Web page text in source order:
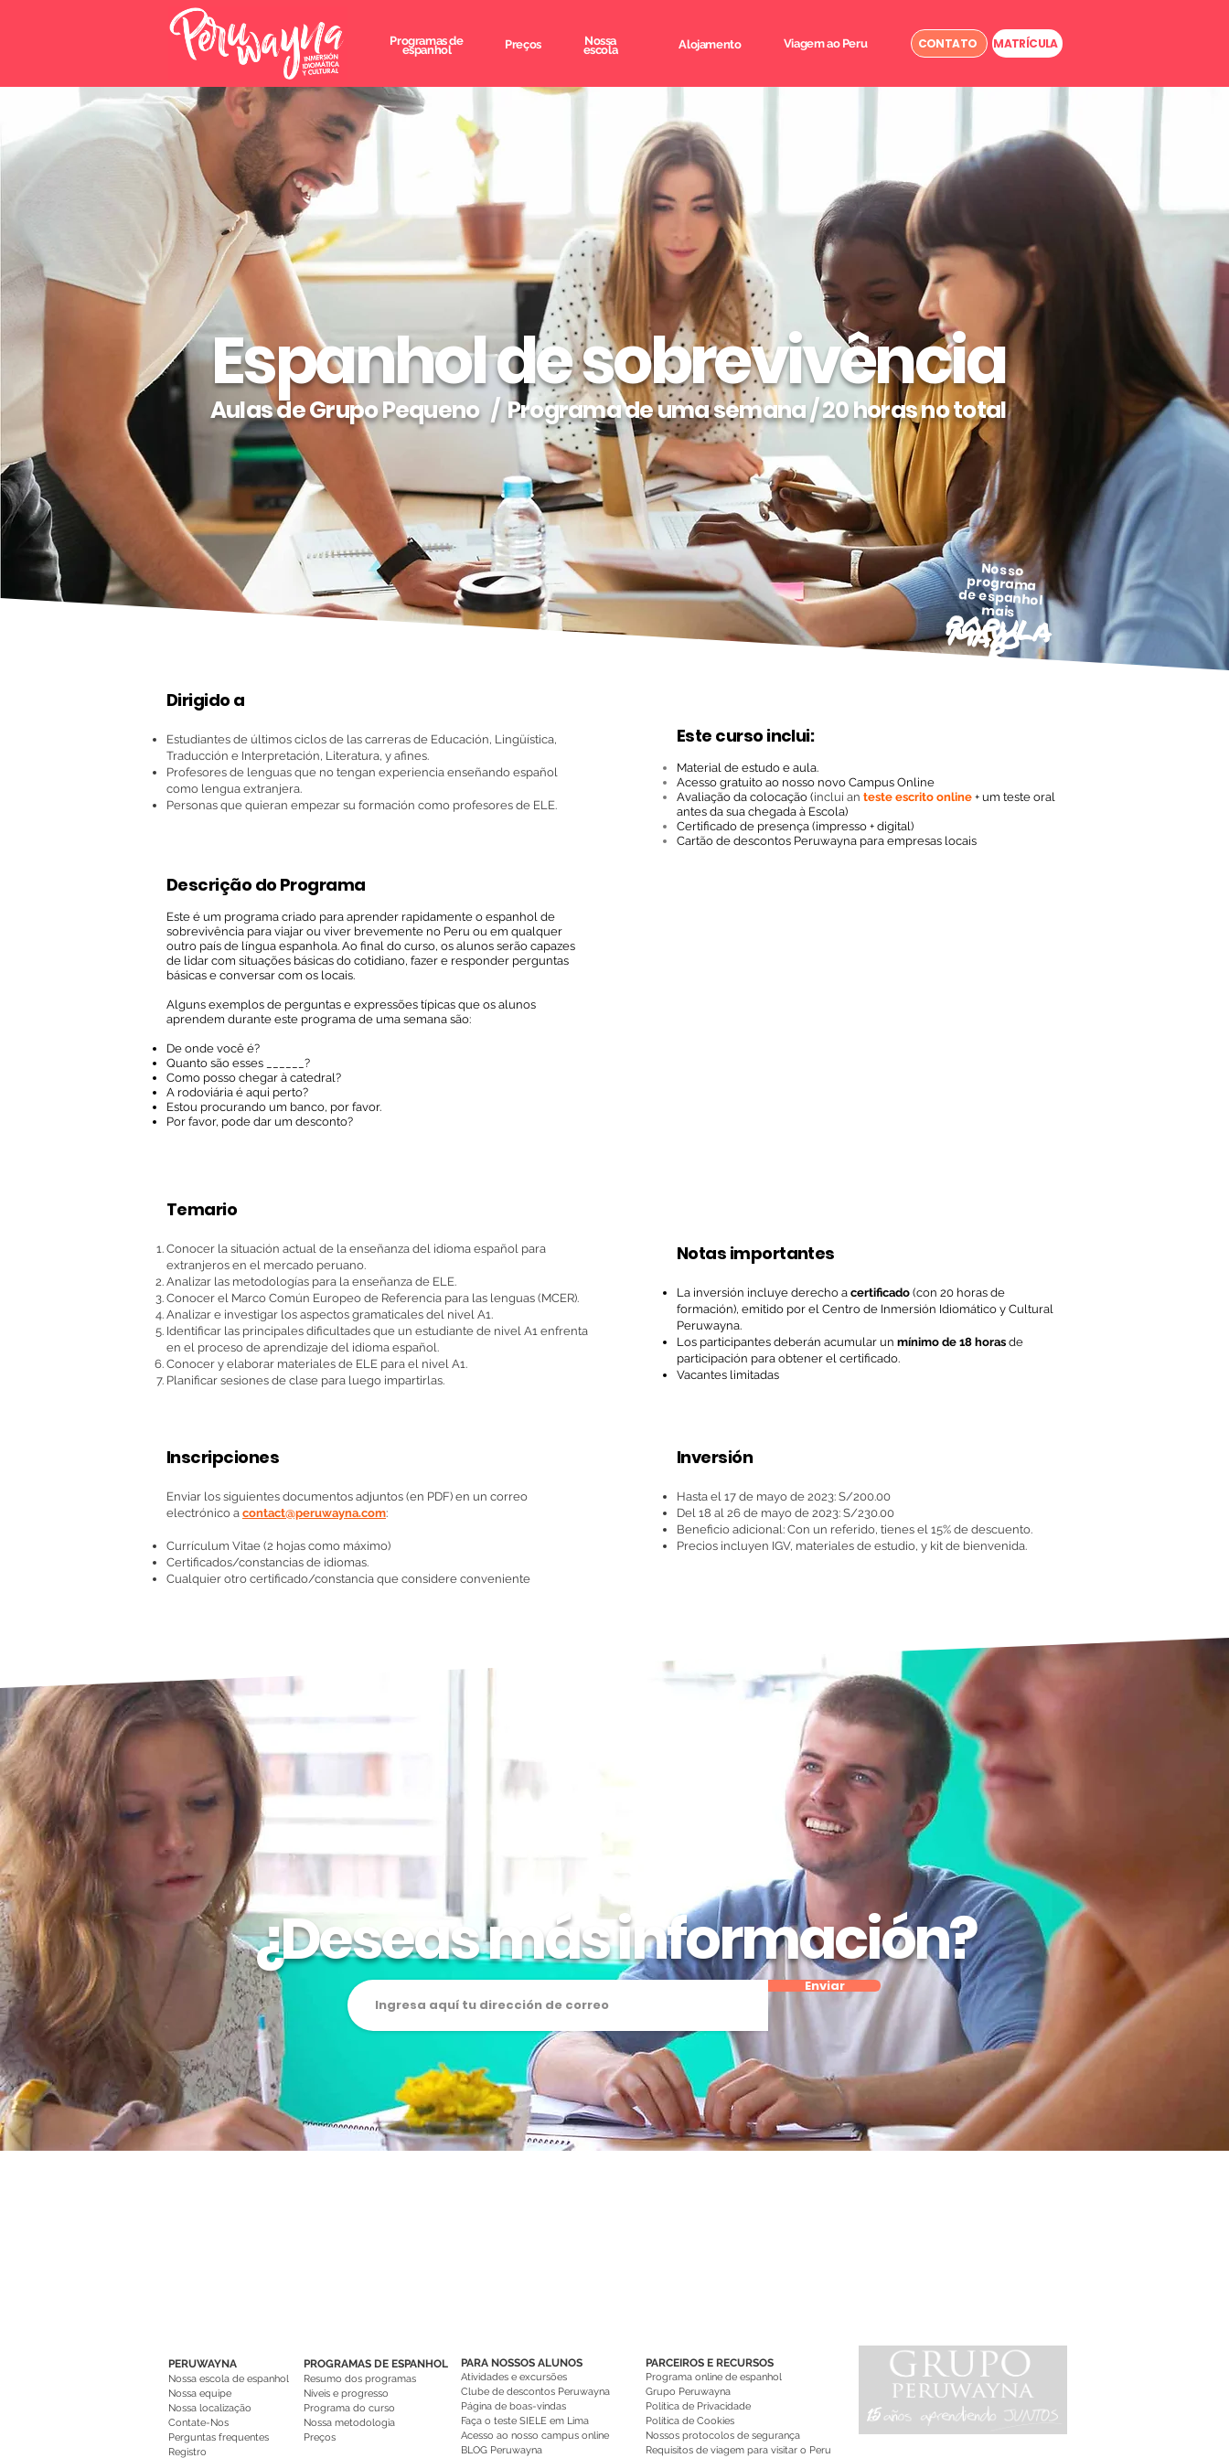
Programas de
espanhol Preços Nossa
escola Alojamento Viagem ao Peru CONTATO MATRÍCULA
Espanhol de sobrevivência
Aulas de Grupo Pequeno / Programa de uma semana / 20 horas no total
Nosso
programa
de espanhol
mais
popula
r
mayo
Dirigido a
Estudiantes de últimos ciclos de las carreras de Educación, Lingüística,
Traducción e Interpretación, Literatura, y afines.
Profesores de lenguas que no tengan experiencia enseñando español
como lengua extranjera.
Personas que quieran empezar su formación como profesores de ELE.
Descrição do Programa
Este é um programa criado para aprender rapidamente o espanhol de
sobrevivência para viajar ou viver brevemente no Peru ou em qualquer
outro país de língua espanhola. Ao final do curso, os alunos serão capazes
de lidar com situações básicas do cotidiano, fazer e responder perguntas
básicas e conversar com os locais.
Alguns exemplos de perguntas e expressões típicas que os alunos
aprendem durante este programa de uma semana são:
De onde você é?
Quanto são esses ______?
Como posso chegar à catedral?
A rodoviária é aqui perto?
Estou procurando um banco, por favor.
Por favor, pode dar um desconto?
Temario
Conocer la situación actual de la enseñanza del idioma español para
extranjeros en el mercado peruano.
Analizar las metodologías para la enseñanza de ELE.
Conocer el Marco Común Europeo de Referencia para las lenguas (MCER).
Analizar e investigar los aspectos gramaticales del nivel A1.
Identificar las principales dificultades que un estudiante de nivel A1 enfrenta
en el proceso de aprendizaje del idioma español.
Conocer y elaborar materiales de ELE para el nivel A1.
Planificar sesiones de clase para luego impartirlas.
Este curso inclui:
Material de estudo e aula.
Acesso gratuito ao nosso novo Campus Online
Avaliação da colocação (inclui an teste escrito online + um teste oral
antes da sua chegada à Escola)
Certificado de presença (impresso + digital)
Cartão de descontos Peruwayna para empresas locais
Notas importantes
La inversión incluye derecho a certificado (con 20 horas de
formación), emitido por el Centro de Inmersión Idiomático y Cultural
Peruwayna.
Los participantes deberán acumular un mínimo de 18 horas de
participación para obtener el certificado.
Vacantes limitadas
Inscripciones
​Enviar los siguientes documentos adjuntos (en PDF) en un correo
electrónico a contact@peruwayna.com:
Currículum Vitae (2 hojas como máximo)
Certificados/constancias de idiomas.
Cualquier otro certificado/constancia que considere conveniente
Inversión
Hasta el 17 de mayo de 2023: S/200.00
Del 18 al 26 de mayo de 2023: S/230.00
Beneficio adicional: Con un referido, tienes el 15% de descuento.
Precios incluyen IGV, materiales de estudio, y kit de bienvenida.
¿Deseas más información?
Enviar
PERUWAYNA
Nossa escola de espanhol
Nossa equipe
Nossa localização
Contate-Nos
Perguntas frequentes
Registro
PROGRAMAS DE ESPANHOL
Resumo dos programas
Níveis e progresso
Programa do curso
Nossa metodologia
Preços
PARA NOSSOS ALUNOS
Atividades e excursões
Clube de descontos Peruwayna
Página de boas-vindas
Faça o teste SIELE em Lima
Acesso ao nosso campus online
BLOG Peruwayna
PARCEIROS E RECURSOS
Programa online de espanhol
Grupo Peruwayna
Política de Privacidade
Política de Cookies
Nossos protocolos de segurança
Requisitos de viagem para visitar o Peru
15